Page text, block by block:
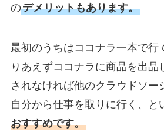
のデメリットもあります。
最初のうちはココナラ一本で行
りあえずココナラに商品を出品
されなければ他のクラウドソー
自分から仕事を取りに行く、と
おすすめです。